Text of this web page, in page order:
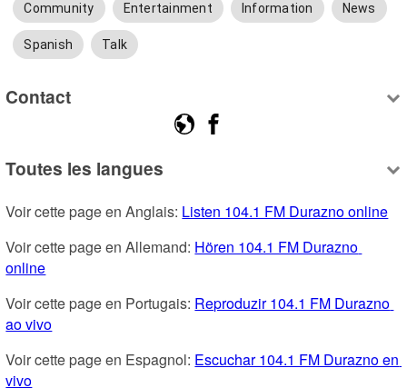
Community Entertainment Information News
Spanish Talk
Contact
Toutes les langues
Voir cette page en Anglais: Listen 104.1 FM Durazno online
Voir cette page en Allemand: Hören 104.1 FM Durazno
online
Voir cette page en Portugais: Reproduzir 104.1 FM Durazno
ao vivo
Voir cette page en Espagnol: Escuchar 104.1 FM Durazno en
vivo